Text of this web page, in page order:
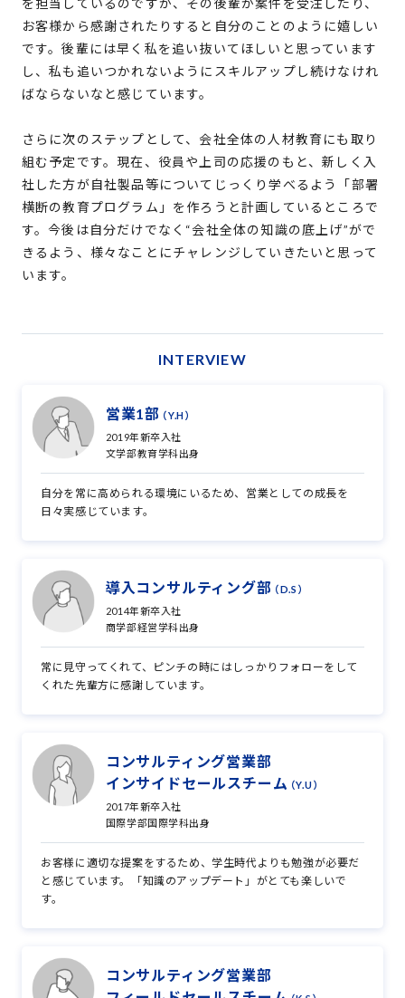
を担当しているのですが、その後輩が案件を受注したり、
お客様から感謝されたりすると自分のことのように嬉しい
です。後輩には早く私を追い抜いてほしいと思っています
し、私も追いつかれないようにスキルアップし続けなけれ
ばならないなと感じています。
さらに次のステップとして、会社全体の人材教育にも取り
組む予定です。現在、役員や上司の応援のもと、新しく入
社した方が自社製品等についてじっくり学べるよう「部署
横断の教育プログラム」を作ろうと計画しているところで
す。今後は自分だけでなく“会社全体の知識の底上げ”がで
きるよう、様々なことにチャレンジしていきたいと思って
います。
INTERVIEW
営業1部（Y.H）
2019年新卒入社
文学部教育学科出身
自分を常に高められる環境にいるため、営業としての成長を
日々実感じています。
導入コンサルティング部（D.S）
2014年新卒入社
商学部経営学科出身
常に見守ってくれて、ピンチの時にはしっかりフォローをして
くれた先輩方に感謝しています。
コンサルティング営業部
インサイドセールスチーム（Y.U）
2017年新卒入社
国際学部国際学科出身
お客様に適切な提案をするため、学生時代よりも勉強が必要だ
と感じています。「知識のアップデート」がとても楽しいで
す。
コンサルティング営業部